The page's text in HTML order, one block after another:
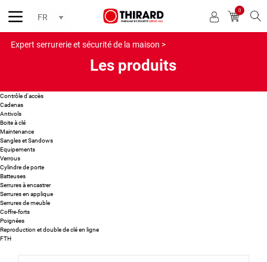
0
Expert serrurerie et sécurité de la maison >
Les produits
Contrôle d'accès
Cadenas
Antivols
Boite à clé
Maintenance
Sangles et Sandows
Equipements
Verrous
Cylindre de porte
Batteuses
Serrures à encastrer
Serrures en applique
Serrures de meuble
Coffre-forts
Poignées
Reproduction et double de clé en ligne
FTH